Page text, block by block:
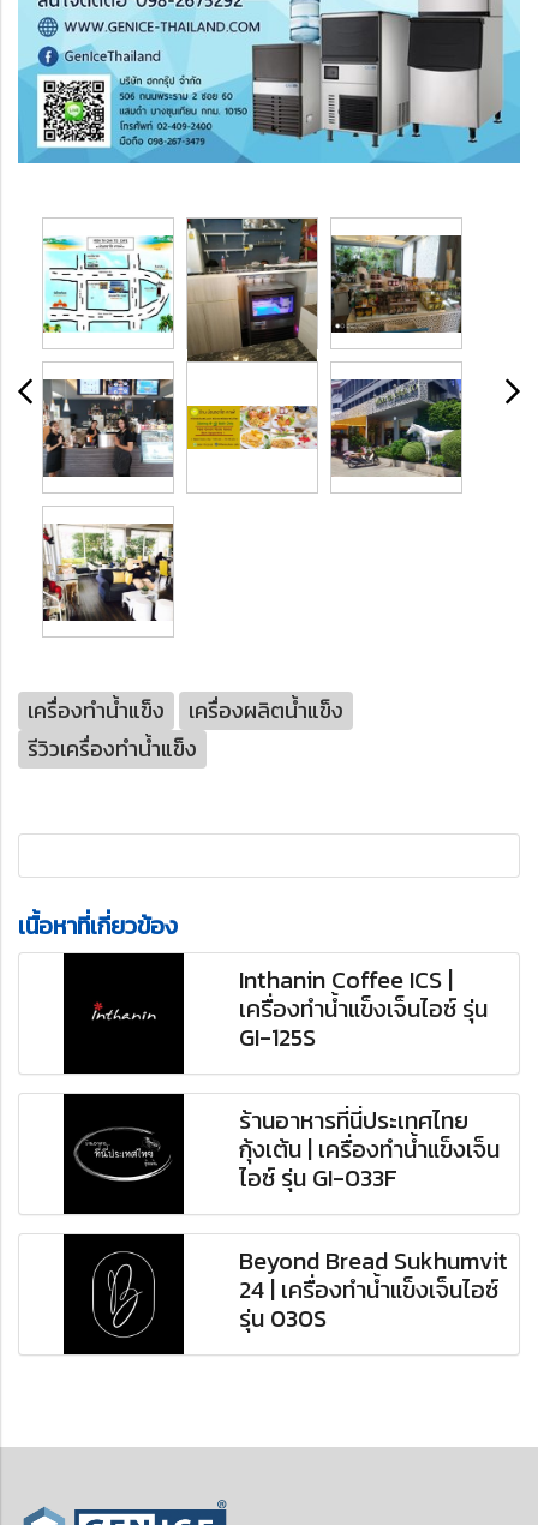
เครื่องทำน้ำแข็ง
เครื่องผลิตน้ำแข็ง
รีวิวเครื่องทำน้ำแข็ง
เนื้อหาที่เกี่ยวข้อง
Inthanin Coffee ICS |
เครื่องทำน้ำแข็งเจ็นไอซ์ รุ่น
GI-125S
ร้านอาหารที่นี่ประเทศไทย
กุ้งเต้น | เครื่องทำน้ำแข็งเจ็น
ไอซ์ รุ่น GI-033F
Beyond Bread Sukhumvit
24 | เครื่องทำน้ำแข็งเจ็นไอซ์
รุ่น 030S